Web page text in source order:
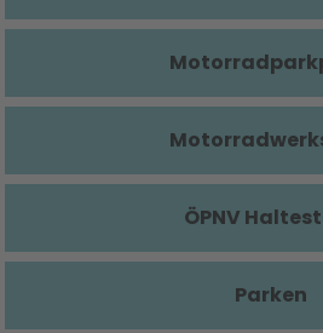
ÖPNV
Parken